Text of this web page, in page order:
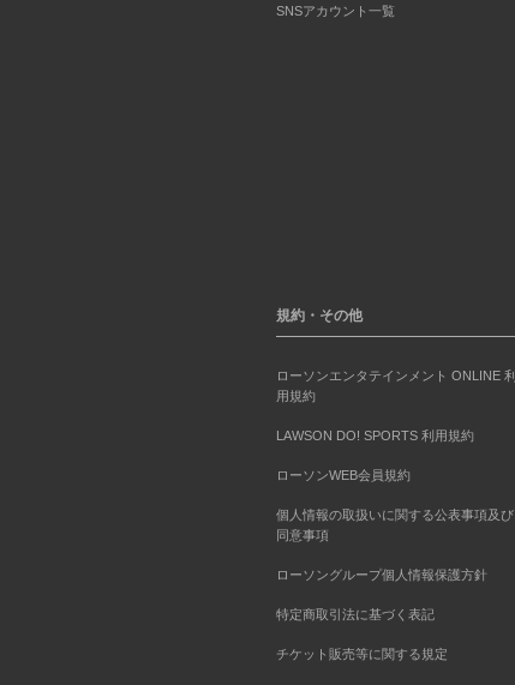
SNSアカウント一覧
規約・その他
ローソンエンタテインメント ONLINE 利
用規約
LAWSON DO! SPORTS 利用規約
ローソンWEB会員規約
個人情報の取扱いに関する公表事項及び
同意事項
ローソングループ個人情報保護方針
特定商取引法に基づく表記
チケット販売等に関する規定